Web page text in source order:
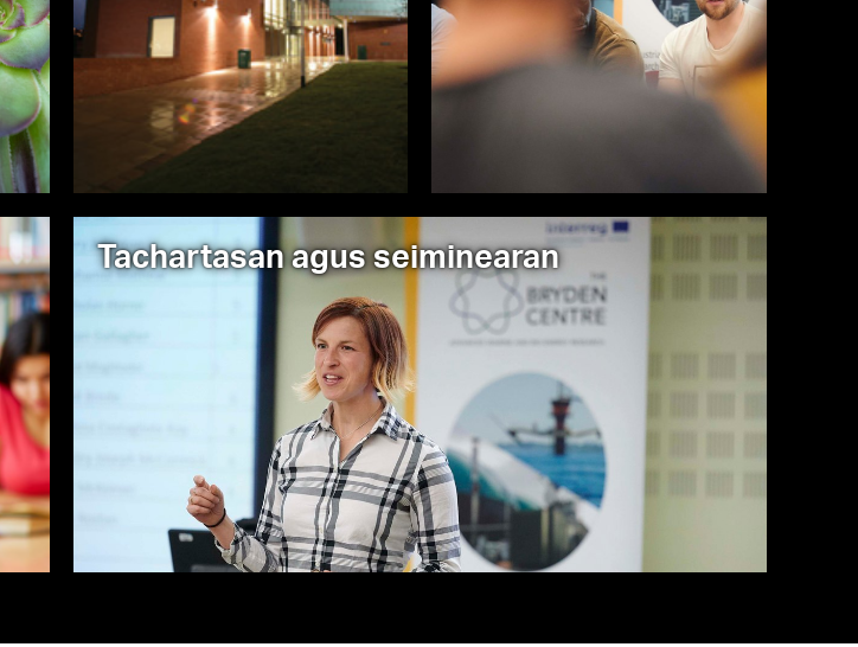
Tachartasan agus seiminearan